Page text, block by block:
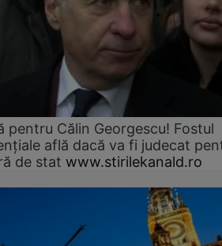
pentru Călin Georgescu! Fostul
află dacă va fi judecat
de stat www.stirilekanald.ro